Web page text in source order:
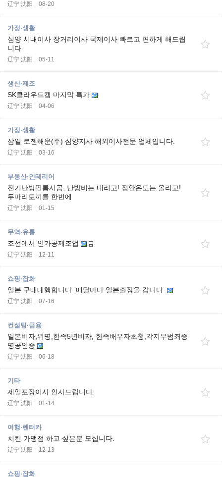
辽宁 沈阳 08-20
가정·생활
심양 시내이사 장거리이사 국제이사 빠르고 편하게 해드립
니다
辽宁 沈阳 05-11
생산·제조
SK클라우드캠 마지막 특가
辽宁 沈阳 04-06
가정·생활
삼일 로젠해운(주) 심양지사 해외이사전문 업체입니다.
辽宁 沈阳 03-16
부동산·인테리어
전기난방필름시공, 난방비는 내리고! 집안온도는 올리고!
두마리토끼를 한번에
辽宁 沈阳 01-15
무역·유통
조선에서 인가공제조업
辽宁 沈阳 12-11
쇼핑·잡화
일본 구매대행합니다. 매달마다 일본출장을 갑니다.
辽宁 沈阳 07-16
컨설팅·금융
일본비자,위명,한족5년비자, 한족배우자초청,각지무범죄증
명공인증
辽宁 沈阳 06-18
기타
제일포장이사 인사드립니다.
辽宁 沈阳 01-14
여행·렌터카
치킨 가맹점 하고 싶은분 모십니다.
辽宁 沈阳 12-13
쇼핑·잡화